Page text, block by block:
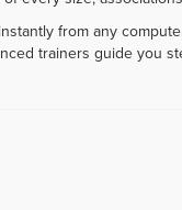
from any
trainers guide you